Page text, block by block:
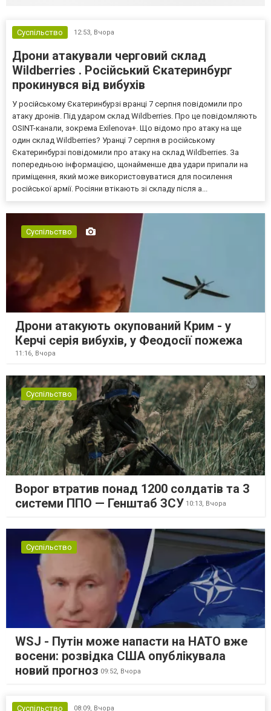
Суспільство 12:53, Вчора
Дрони атакували черговий склад
Wildberries . Російський Єкатеринбург
прокинувся від вибухів
У російському Єкатеринбурзі вранці 7 серпня повідомили про
атаку дронів. Під ударом склад Wildberries. Про це повідомляють
OSINT-канали, зокрема Exilenova+. Що відомо про атаку на ще
один склад Wildberries? Уранці 7 серпня в російському
Єкатеринбурзі повідомили про атаку на склад Wildberries. За
попередньою інформацією, щонайменше два удари припали на
приміщення, який може використовуватися для посилення
російської армії. Росіяни втікають зі складу після а...
Суспільство
Дрони атакують окупований Крим - у
Керчі серія вибухів, у Феодосії пожежа
11:16, Вчора
Суспільство
Ворог втратив понад 1200 солдатів та 3
системи ППО — Генштаб ЗСУ 10:13, Вчора
Суспільство
WSJ - Путін може напасти на НАТО вже
восени: розвідка США опублікувала
новий прогноз 09:52, Вчора
Суспільство 08:09, Вчора